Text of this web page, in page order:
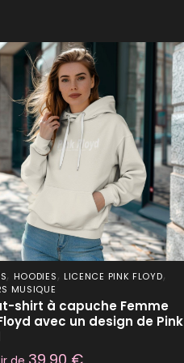
, HOODIES, LICENCE PINK FLOYD,
MUSIQUE
shirt à capuche Femme
avec un design de Pink